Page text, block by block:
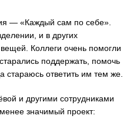
— «Каждый сам по себе».
и в других
Коллеги очень помогли
поддержать, помочь
стараюсь ответить им тем же.
и другими сотрудниками
значимый проект: